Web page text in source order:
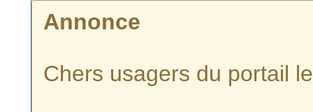
Annonce
Chers usagers du portail